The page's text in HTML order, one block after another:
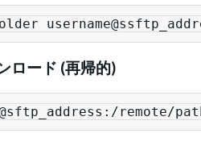
ロード (再帰的)
remote/